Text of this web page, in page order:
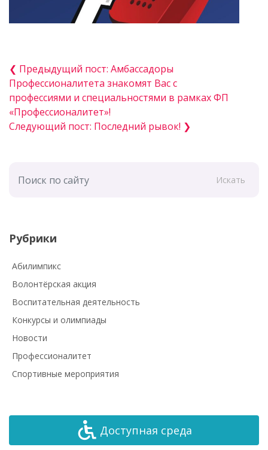
❮ Предыдущий пост: Амбассадоры
Профессионалитета знакомят Вас с
профессиями и специальностями в рамках ФП
«Профессионалитет»!
Следующий пост: Последний рывок! ❯
Искать
Рубрики
Абилимпикс
Волонтёрская акция
Воспитательная деятельность
Конкурсы и олимпиады
Новости
Профессионалитет
Спортивные мероприятия
Доступная среда